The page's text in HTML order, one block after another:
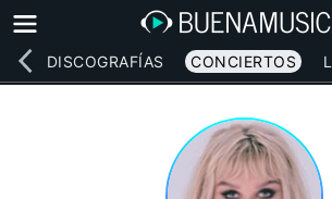
DISCOGRAFÍAS CONCIERTOS